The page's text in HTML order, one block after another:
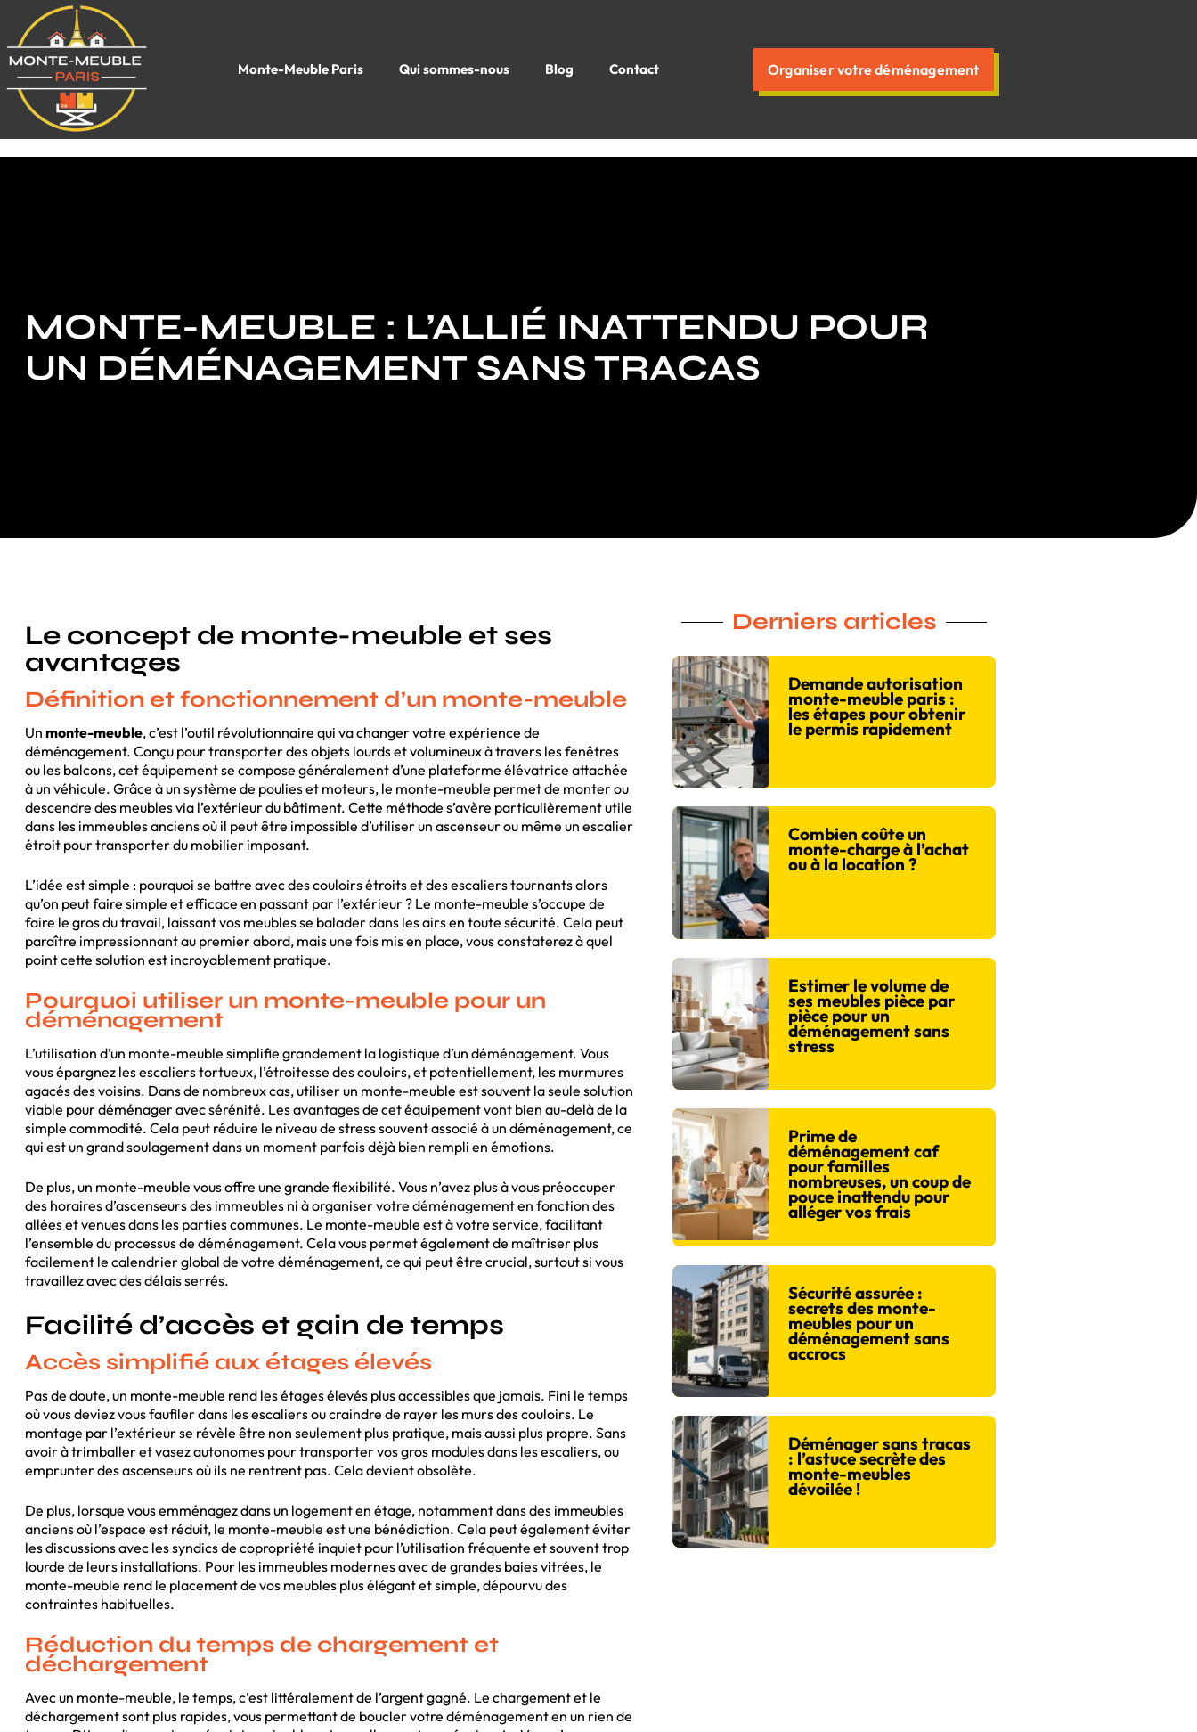
Monte-Meuble Paris Qui sommes-nous Blog Contact Organiser votre déménagement
MONTE-MEUBLE : L’ALLIÉ INATTENDU POUR
UN DÉMÉNAGEMENT SANS TRACAS
Le concept de monte-meuble et ses
avantages
Définition et fonctionnement d’un monte-meuble
Un monte-meuble, c’est l’outil révolutionnaire qui va changer votre expérience de
déménagement. Conçu pour transporter des objets lourds et volumineux à travers les fenêtres
ou les balcons, cet équipement se compose généralement d’une plateforme élévatrice attachée
à un véhicule. Grâce à un système de poulies et moteurs, le monte-meuble permet de monter ou
descendre des meubles via l’extérieur du bâtiment. Cette méthode s’avère particulièrement utile
dans les immeubles anciens où il peut être impossible d’utiliser un ascenseur ou même un escalier
étroit pour transporter du mobilier imposant.
L’idée est simple : pourquoi se battre avec des couloirs étroits et des escaliers tournants alors
qu’on peut faire simple et efficace en passant par l’extérieur ? Le monte-meuble s’occupe de
faire le gros du travail, laissant vos meubles se balader dans les airs en toute sécurité. Cela peut
paraître impressionnant au premier abord, mais une fois mis en place, vous constaterez à quel
point cette solution est incroyablement pratique.
Pourquoi utiliser un monte-meuble pour un
déménagement
L’utilisation d’un monte-meuble simplifie grandement la logistique d’un déménagement. Vous
vous épargnez les escaliers tortueux, l’étroitesse des couloirs, et potentiellement, les murmures
agacés des voisins. Dans de nombreux cas, utiliser un monte-meuble est souvent la seule solution
viable pour déménager avec sérénité. Les avantages de cet équipement vont bien au-delà de la
simple commodité. Cela peut réduire le niveau de stress souvent associé à un déménagement, ce
qui est un grand soulagement dans un moment parfois déjà bien rempli en émotions.
De plus, un monte-meuble vous offre une grande flexibilité. Vous n’avez plus à vous préoccuper
des horaires d’ascenseurs des immeubles ni à organiser votre déménagement en fonction des
allées et venues dans les parties communes. Le monte-meuble est à votre service, facilitant
l’ensemble du processus de déménagement. Cela vous permet également de maîtriser plus
facilement le calendrier global de votre déménagement, ce qui peut être crucial, surtout si vous
travaillez avec des délais serrés.
Facilité d’accès et gain de temps
Accès simplifié aux étages élevés
Pas de doute, un monte-meuble rend les étages élevés plus accessibles que jamais. Fini le temps
où vous deviez vous faufiler dans les escaliers ou craindre de rayer les murs des couloirs. Le
montage par l’extérieur se révèle être non seulement plus pratique, mais aussi plus propre. Sans
avoir à trimballer et vasez autonomes pour transporter vos gros modules dans les escaliers, ou
emprunter des ascenseurs où ils ne rentrent pas. Cela devient obsolète.
De plus, lorsque vous emménagez dans un logement en étage, notamment dans des immeubles
anciens où l’espace est réduit, le monte-meuble est une bénédiction. Cela peut également éviter
les discussions avec les syndics de copropriété inquiet pour l’utilisation fréquente et souvent trop
lourde de leurs installations. Pour les immeubles modernes avec de grandes baies vitrées, le
monte-meuble rend le placement de vos meubles plus élégant et simple, dépourvu des
contraintes habituelles.
Réduction du temps de chargement et
déchargement
Avec un monte-meuble, le temps, c’est littéralement de l’argent gagné. Le chargement et le
déchargement sont plus rapides, vous permettant de boucler votre déménagement en un rien de
Derniers articles
Demande autorisation
monte-meuble paris :
les étapes pour obtenir
le permis rapidement
Combien coûte un
monte-charge à l’achat
ou à la location ?
Estimer le volume de
ses meubles pièce par
pièce pour un
déménagement sans
stress
Prime de
déménagement caf
pour familles
nombreuses, un coup de
pouce inattendu pour
alléger vos frais
Sécurité assurée :
secrets des monte-
meubles pour un
déménagement sans
accrocs
Déménager sans tracas
: l’astuce secrète des
monte-meubles
dévoilée !